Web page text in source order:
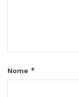
Nome *